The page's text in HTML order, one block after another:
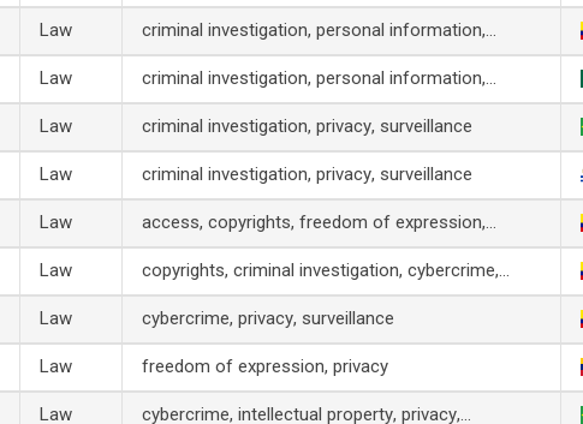
Law criminal investigation personal information
privacy surveillance
Law criminal investigation personal information
privacy surveillance
Law criminal investigation privacy surveillance
Law criminal investigation privacy surveillance
Law access copyrights freedom of expression
intellectual property
Law copyrights criminal investigation cybercrime
freedom of expression personal information
privacy
Law cybercrime privacy surveillance
Law freedom of expression privacy
Law cybercrime intellectual property privacy